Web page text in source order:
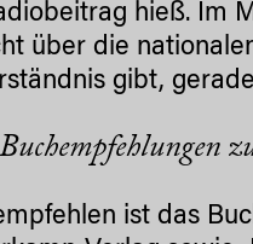
hieß. Im
über die
gibt,
ist das